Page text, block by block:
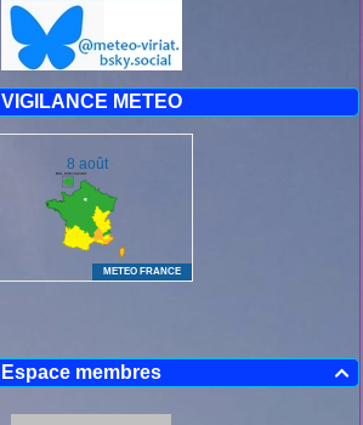
VIGILANCE METEO

Espace membres